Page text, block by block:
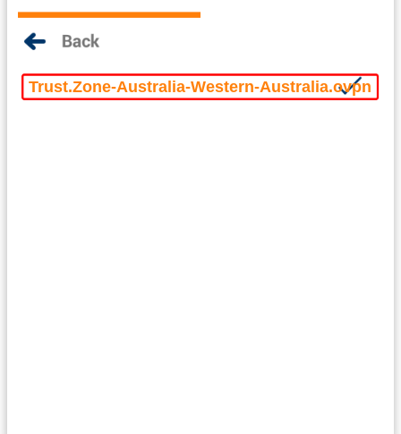
Trust.Zone-Australia-Western-Australia.ovpn